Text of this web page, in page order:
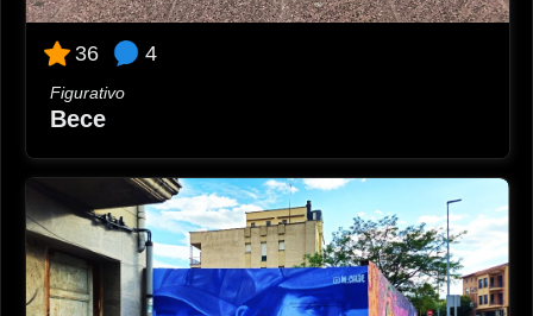
36 4
Figurativo
Bece